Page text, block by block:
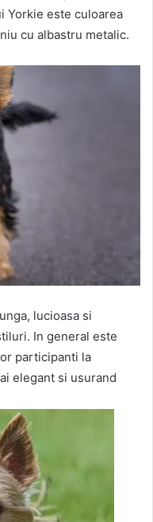
Yorkie este culoarea
cu albastru metalic.
lucioasa si
In general este
participanti la
elegant si usurand